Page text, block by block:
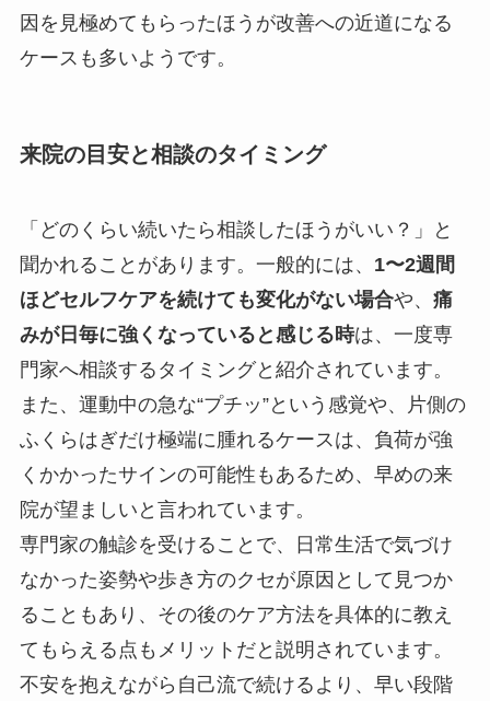
因を見極めてもらったほうが改善への近道になる
ケースも多いようです。
来院の目安と相談のタイミング
「どのくらい続いたら相談したほうがいい？」と
聞かれることがあります。一般的には、 1〜2週間
ほどセルフケアを続けても変化がない場合や、 痛
みが日毎に強くなっていると感じる時は、一度専
門家へ相談するタイミングと紹介されています。
また、運動中の急な“プチッ”という感覚や、片側の
ふくらはぎだけ極端に腫れるケースは、負荷が強
くかかったサインの可能性もあるため、早めの来
院が望ましいと言われています。
専門家の触診を受けることで、日常生活で気づけ
なかった姿勢や歩き方のクセが原因として見つか
ることもあり、その後のケア方法を具体的に教え
てもらえる点もメリットだと説明されています。
不安を抱えながら自己流で続けるより、早い段階